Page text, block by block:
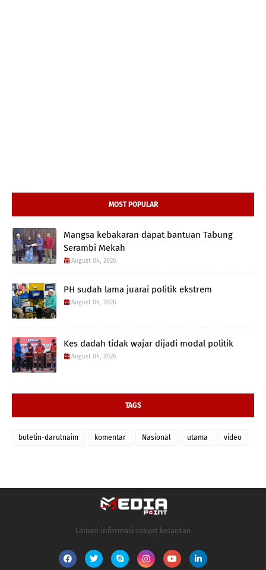
MOST POPULAR
Mangsa kebakaran dapat bantuan Tabung
Serambi Mekah
August 04, 2026
PH sudah lama juarai politik ekstrem
August 04, 2026
Kes dadah tidak wajar dijadi modal politik
August 04, 2026
TAGS
buletin-darulnaim komentar Nasional utama video
Laman informasi rakyat kelantan